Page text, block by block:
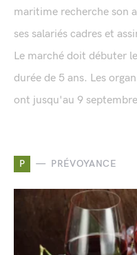
maritime recherche son
ses salariés cadres et
Le marché doit débuter
durée de 5 ans. Les
ont jusqu'au 9
P PRÉVOYANCE